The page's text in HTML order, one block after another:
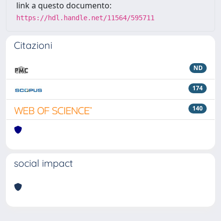
link a questo documento:
https://hdl.handle.net/11564/595711
Citazioni
ND
174
140
social impact